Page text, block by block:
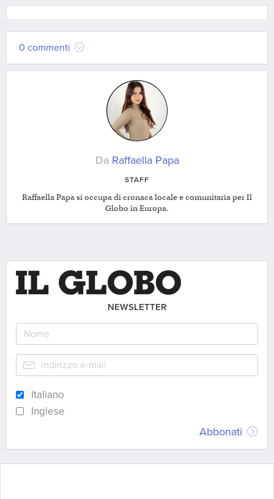
0 commenti
Da Raffaella Papa
STAFF
Raffaella Papa si occupa di cronaca locale e comunitaria per Il
Globo in Europa.
NEWSLETTER
Italiano
Inglese
Abbonati